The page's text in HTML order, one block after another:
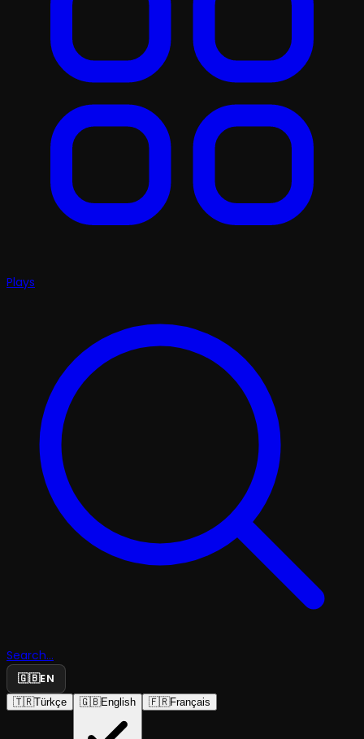
Plays
Search...
🇬🇧EN
🇹🇷Türkçe 🇬🇧English 🇫🇷Français